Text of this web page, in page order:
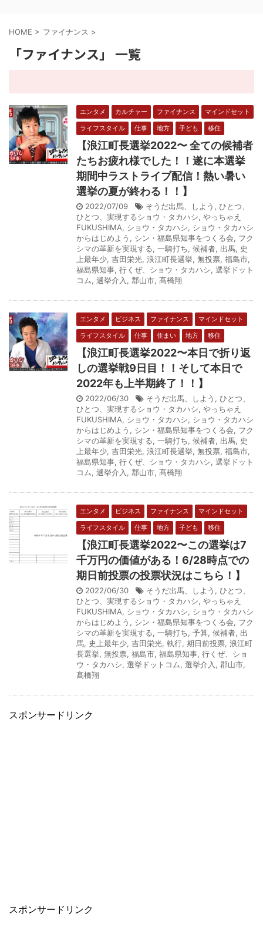
HOME > ファイナンス >
「ファイナンス」 一覧
エンタメ カルチャー ファイナンス
マインドセット
ライフスタイル
仕事 地方 子ども 移住
【浪江町長選挙2022〜 全ての候補者
たちお疲れ様でした！！遂に本選挙
期間中ラストライブ配信！熱い暑い
選挙の夏が終わる！！】
2022/07/09 そうだ出馬、しよう , ひとつ、
ひとつ、実現するショウ・タカハシ, やっちゃえ
FUKUSHIMA, ショウ・タカハシ, ショウ・タカハシ
からはじめよう , シン・福島県知事をつくる会, フク
シマの革新を実現する, 一騎打ち, 候補者, 出馬, 史
上最年少, 吉田栄光, 浪江町長選挙, 無投票, 福島市,
福島県知事, 行くぜ、ショウ・タカハシ, 選挙ドット
コム, 選挙介入 , 郡山市, 髙橋翔
エンタメ ビジネス ファイナンス
マインドセット
ライフスタイル
仕事 住まい 地方 移住
【浪江町長選挙2022〜本日で折り返
しの選挙戦9日目！！そして本日で
2022年も上半期終了！！】
2022/06/30 そうだ出馬、しよう , ひとつ、
ひとつ、実現するショウ・タカハシ, やっちゃえ
FUKUSHIMA, ショウ・タカハシ, ショウ・タカハシ
からはじめよう , シン・福島県知事をつくる会, フク
シマの革新を実現する, 一騎打ち, 候補者, 出馬, 史
上最年少, 吉田栄光, 浪江町長選挙, 無投票, 福島市,
福島県知事, 行くぜ、ショウ・タカハシ, 選挙ドット
コム, 選挙介入 , 郡山市, 髙橋翔
エンタメ ビジネス ファイナンス
マインドセット
ライフスタイル
仕事 地方 子ども 移住
【浪江町長選挙2022〜この選挙は7
千万円の価値がある！6/28時点での
期日前投票の投票状況はこちら！】
2022/06/30 そうだ出馬、しよう , ひとつ、
ひとつ、実現するショウ・タカハシ, やっちゃえ
FUKUSHIMA, ショウ・タカハシ, ショウ・タカハシ
からはじめよう , シン・福島県知事をつくる会, フク
シマの革新を実現する, 一騎打ち, 予算, 候補者, 出
馬, 史上最年少, 吉田栄光, 執行, 期日前投票, 浪江町
長選挙, 無投票, 福島市, 福島県知事, 行くぜ、ショ
ウ・タカハシ, 選挙ドットコム, 選挙介入 , 郡山市,
髙橋翔
スポンサードリンク
スポンサードリンク